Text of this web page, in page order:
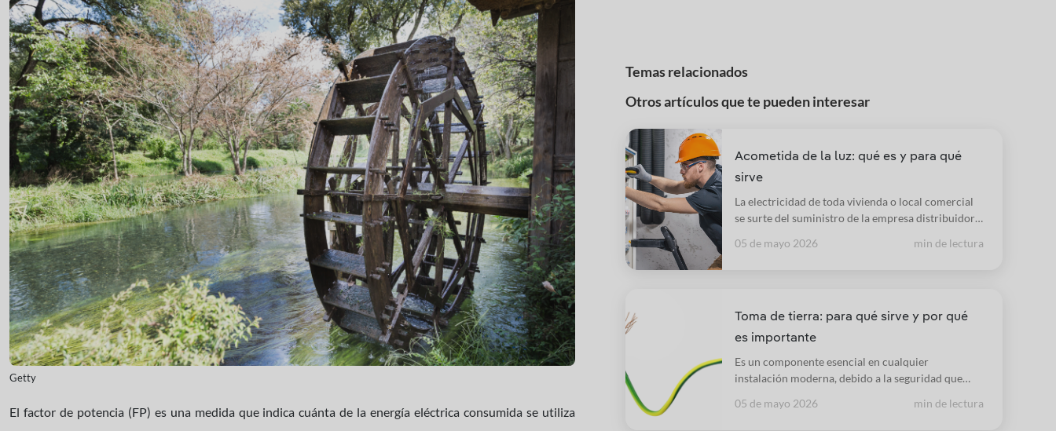
Getty
El factor de potencia (FP) es una medida que indica cuánta de la energía eléctrica consumida se utiliza
Temas relacionados
Otros artículos que te pueden interesar
Acometida de la luz: qué es y para qué
sirve
La electricidad de toda vivienda o local comercial
se surte del suministro de la empresa distribuidora.
denominada “acometida”, que suele llevarse a cabo
05 de mayo 2026 min de lectura
Toma de tierra: para qué sirve y por qué
es importante
Es un componente esencial en cualquier
instalación moderna, debido a la seguridad que
eléctricos en edificios y otras estructuras.
05 de mayo 2026 min de lectura